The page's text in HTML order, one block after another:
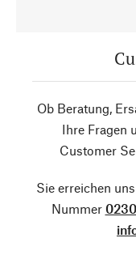
Ob Beratung,
Ihre Fragen
Customer
Sie erreichen
Nummer